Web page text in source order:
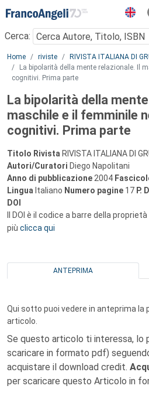
Menu
Cerca:
Main content
Home riviste RIVISTA ITALIANA DI
La bipolarità della mente relazionale. Il
cognitivi. Prima parte
La bipolarità della
maschile e il femminile
cognitivi. Prima parte
Titolo Rivista RIVISTA ITALIANA DI
Autori/Curatori Diego Napolitani
Anno di pubblicazione 2004
Lingua Italiano Numero pagine 17 P.
DOI
Il DOI è il codice a barre della
più clicca qui
ANTEPRIMA
Qui sotto puoi vedere in anteprima la
articolo.
Se questo articolo ti interessa, lo
scaricare in formato pdf)
acquistare il download credit.
per scaricare questo Articolo in